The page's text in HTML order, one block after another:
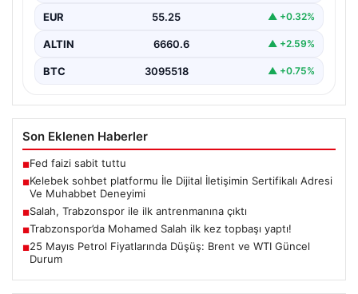
EUR 55.25 ▲ +0.32%
ALTIN 6660.6 ▲ +2.59%
BTC 3095518 ▲ +0.75%
Son Eklenen Haberler
■Fed faizi sabit tuttu
■Kelebek sohbet platformu İle Dijital İletişimin Sertifikalı Adresi
Ve Muhabbet Deneyimi
■Salah, Trabzonspor ile ilk antrenmanına çıktı
■Trabzonspor’da Mohamed Salah ilk kez topbaşı yaptı!
■25 Mayıs Petrol Fiyatlarında Düşüş: Brent ve WTI Güncel
Durum